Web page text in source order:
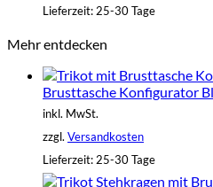
Lieferzeit:25-30 Tage
Mehr entdecken
Brusttasche Konfigurator
inkl. MwSt.
zzgl. Versandkosten
Lieferzeit: 25-30 Tage